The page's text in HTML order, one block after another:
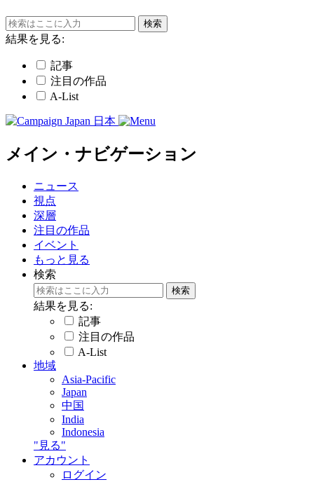
結果を見る:
記事
注目の作品
A-List
メイン・ナビゲーション
ニュース
視点
深層
注目の作品
イベント
もっと見る
検索
結果を見る:
記事
注目の作品
A-List
地域
Asia-Pacific
Japan
中国
India
Indonesia
"見る"
アカウント
ログイン